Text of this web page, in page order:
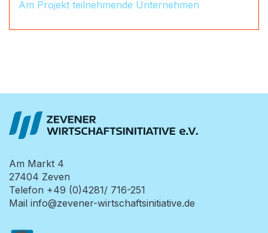
Am Projekt teilnehmende Unternehmen
Am Markt 4
27404 Zeven
Telefon +49 (0)4281/ 716-251
Mail info@zevener-wirtschaftsinitiative.de